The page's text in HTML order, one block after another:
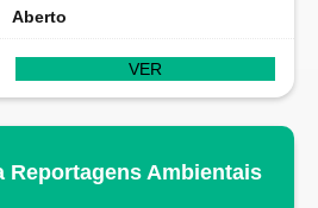
Aberto
VER
Reportagens Ambientais